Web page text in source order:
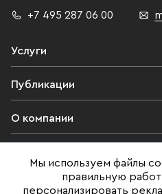
+7 495 287 06 00
Услуги
Публикации
О компании
Юридическая информация
Мы используем файлы
правильную
персонализировать